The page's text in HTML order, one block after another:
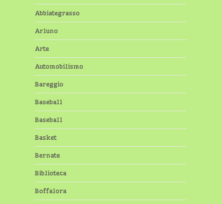
Abbiategrasso
Arluno
Arte
Automobilismo
Bareggio
Baseball
Baseball
Basket
Bernate
Biblioteca
Boffalora